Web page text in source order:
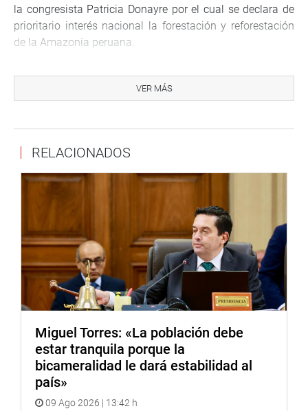
la congresista Patricia Donayre por el cual se declara de
prioritario interés nacional la forestación y reforestación
de la Amazonía peruana.
bosques que han sido deforestados sin ninguna
planificación. Por su parte, la congresista Foronda dijo
inversiones para hacerlo posible.
Tania Pariona manifestó que era una iniciativa positiva
porque “estamos en una deforestación terrible”, como la
tala ilegal, y pidió la titulación de tierras como paso
previo y respetar los derechos de las comunidades.
A su vez, Pedro Olaechea comentó la importancia de la
titulación previa de unos siete millones de hectáreas, casi
un país, para tener claro la propiedad de las tierras.
la sesión conjunta con la Comisión de Energía y Minas.
Se espera la presencia de las ministras de la Presidencia,
Mercedes Aráoz; de Energía y Minas, Angela Grossheim; y
del Ambiente, Elsa Galarza.
VER MÁS
RELACIONADOS
Miguel Torres: «La población debe
estar tranquila porque la
bicameralidad le dará estabilidad al
país»
09 Ago 2026 | 13:42 h